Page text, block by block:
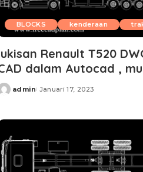
BLOCKS kenderaan
Renault T520
dalam Autocad ,
admin Januari 17, 2023